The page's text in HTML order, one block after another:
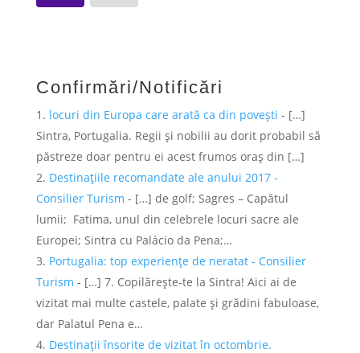
Confirmări/Notificări
locuri din Europa care arată ca din povești - […]
Sintra, Portugalia. Regii și nobilii au dorit probabil să
păstreze doar pentru ei acest frumos oraș din […]
Destinațiile recomandate ale anului 2017 -
Consilier Turism - […] de golf; Sagres – Capătul
lumii; Fatima, unul din celebrele locuri sacre ale
Europei; Sintra cu Palácio da Pena;…
Portugalia: top experiențe de neratat - Consilier
Turism - […] 7. Copilărește-te la Sintra! Aici ai de
vizitat mai multe castele, palate și grădini fabuloase,
dar Palatul Pena e…
Destinații însorite de vizitat în octombrie.